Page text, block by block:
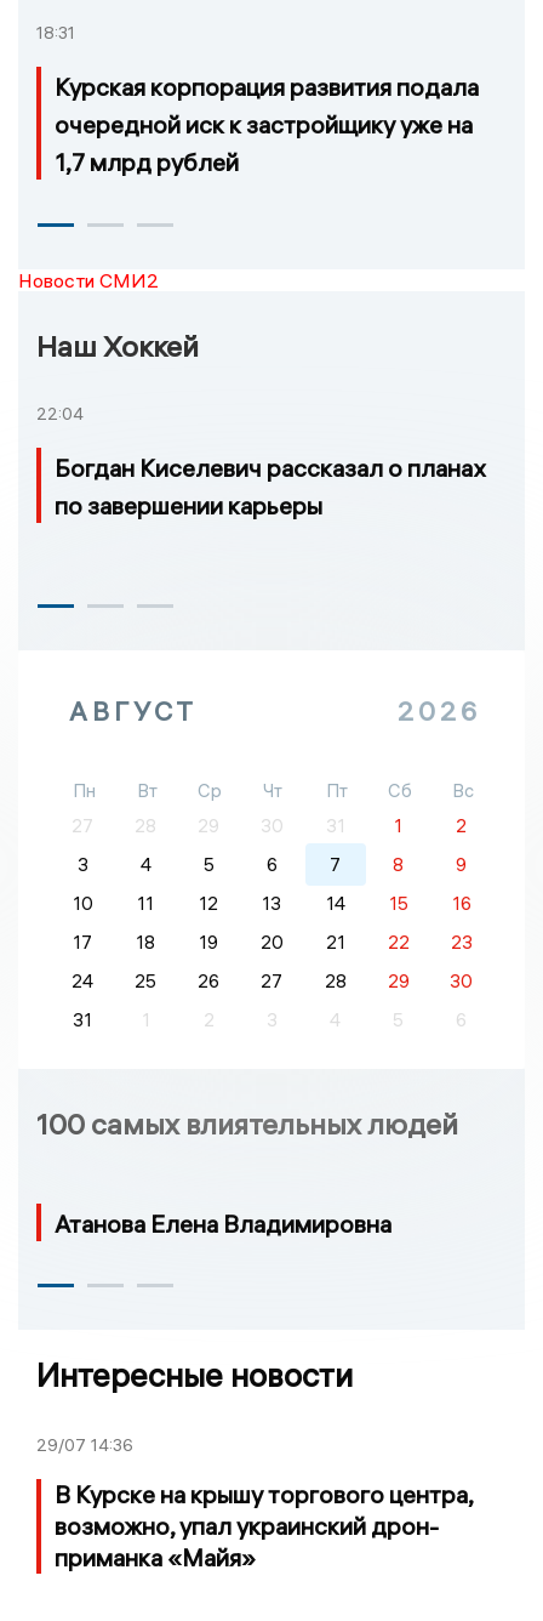
18:31
Курская корпорация развития подала
очередной иск к застройщику уже на
1,7 млрд рублей
Новости СМИ2
Наш Хоккей
22:04
Богдан Киселевич рассказал о планах
по завершении карьеры
АВГУСТ 2026
Пн Вт Ср Чт Пт Сб
Вс
27
28 29 30 31 1
2
3
4 5 6 7 8
9
10
11 12 13 14 15
16
17
18 19 20 21 22
23
24
25 26 27 28 29
30
31
1 2 3 4 5 6
100 самых влиятельных людей
Атанова Елена Владимировна
Интересные новости
29/07 14:36
В Курске на крышу торгового центра,
возможно, упал украинский дрон-
приманка «Майя»